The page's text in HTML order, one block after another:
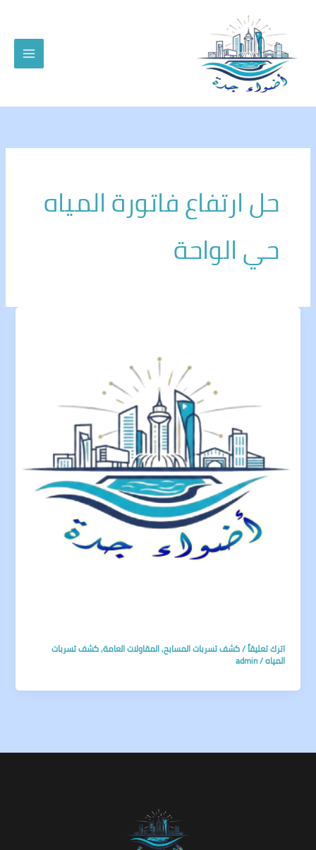
المحتوى
حل ارتفاع فاتورة المياه
حي الواحة
اترك تعليقاً/كشف تسربات المسابح,المقاولات العامة,كشف تسربات
المياه/
admin